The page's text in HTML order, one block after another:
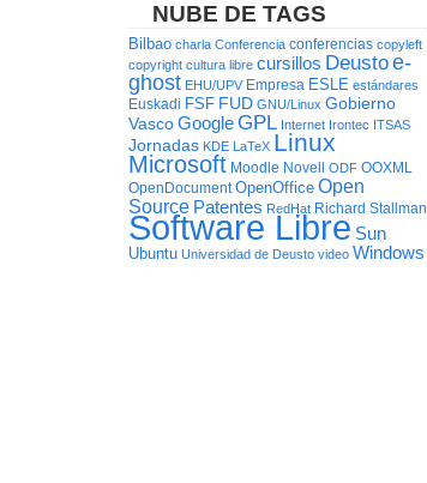
NUBE DE TAGS
Bilbao charla Conferencia conferencias copyleft
copyright cultura libre cursillos Deustoe-
ghost EHU/UPV Empresa ESLE estándares
Euskadi FSF FUD GNU/Linux Gobierno
Vasco Google GPL Internet Irontec ITSAS
Jornadas KDE LaTeX Linux
Microsoft Moodle Novell ODF OOXML
OpenDocument OpenOffice Open
Source Patentes RedHat Richard Stallman
Software Libre Sun
Ubuntu Universidad de Deusto video Windows